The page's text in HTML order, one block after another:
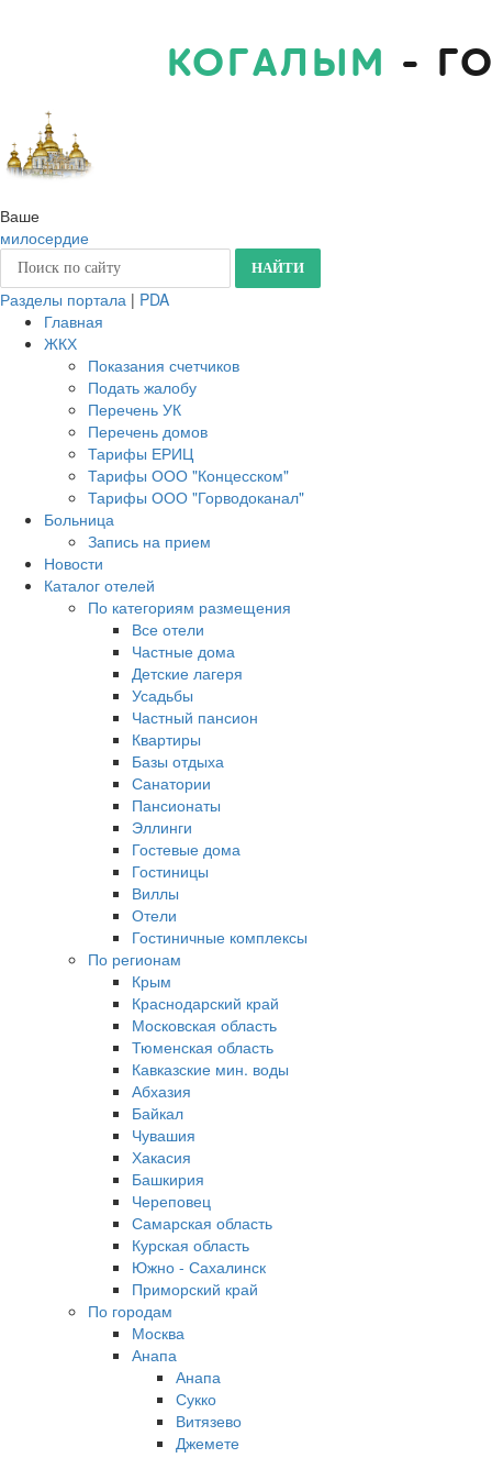
КОГАЛЫМ -
Ваше
милосердие
Разделы портала | PDA
Главная
ЖКХ
Показания счетчиков
Подать жалобу
Перечень УК
Перечень домов
Тарифы ЕРИЦ
Тарифы ООО "Концесском"
Тарифы ООО "Горводоканал"
Больница
Запись на прием
Новости
Каталог отелей
По категориям размещения
Все отели
Частные дома
Детские лагеря
Усадьбы
Частный пансион
Квартиры
Базы отдыха
Санатории
Пансионаты
Эллинги
Гостевые дома
Гостиницы
Виллы
Отели
Гостиничные комплексы
По регионам
Крым
Краснодарский край
Московская область
Тюменская область
Кавказские мин. воды
Абхазия
Байкал
Чувашия
Хакасия
Башкирия
Череповец
Самарская область
Курская область
Южно - Сахалинск
Приморский край
По городам
Москва
Анапа
Анапа
Сукко
Витязево
Джемете